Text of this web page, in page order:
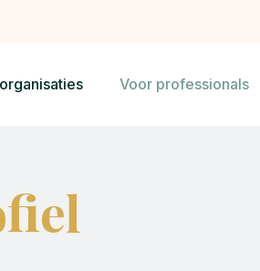
Voor professionals